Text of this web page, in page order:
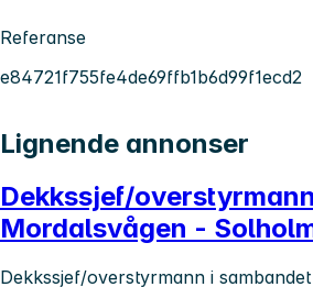
Referanse
e84721f755fe4de69ffb1b6d99f1ecd2
Lignende annonser
Dekkssjef/overstyrmann
Mordalsvågen -
Dekkssjef/overstyrmann i